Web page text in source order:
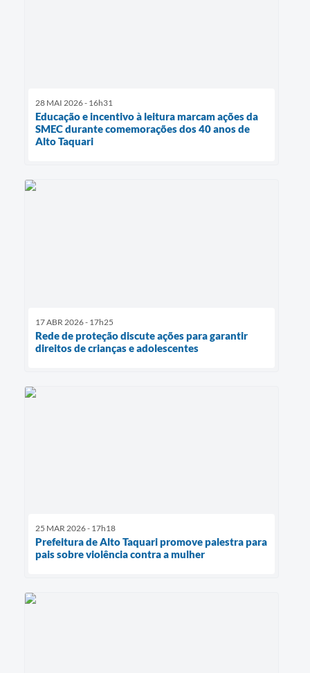
28 MAI 2026 - 16h31
Educação e incentivo à leitura marcam ações da
SMEC durante comemorações dos 40 anos de
Alto Taquari
17 ABR 2026 - 17h25
Rede de proteção discute ações para garantir
direitos de crianças e adolescentes
25 MAR 2026 - 17h18
Prefeitura de Alto Taquari promove palestra para
pais sobre violência contra a mulher